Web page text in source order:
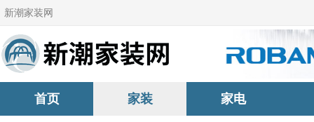
新潮家装网
首页 家装 家电